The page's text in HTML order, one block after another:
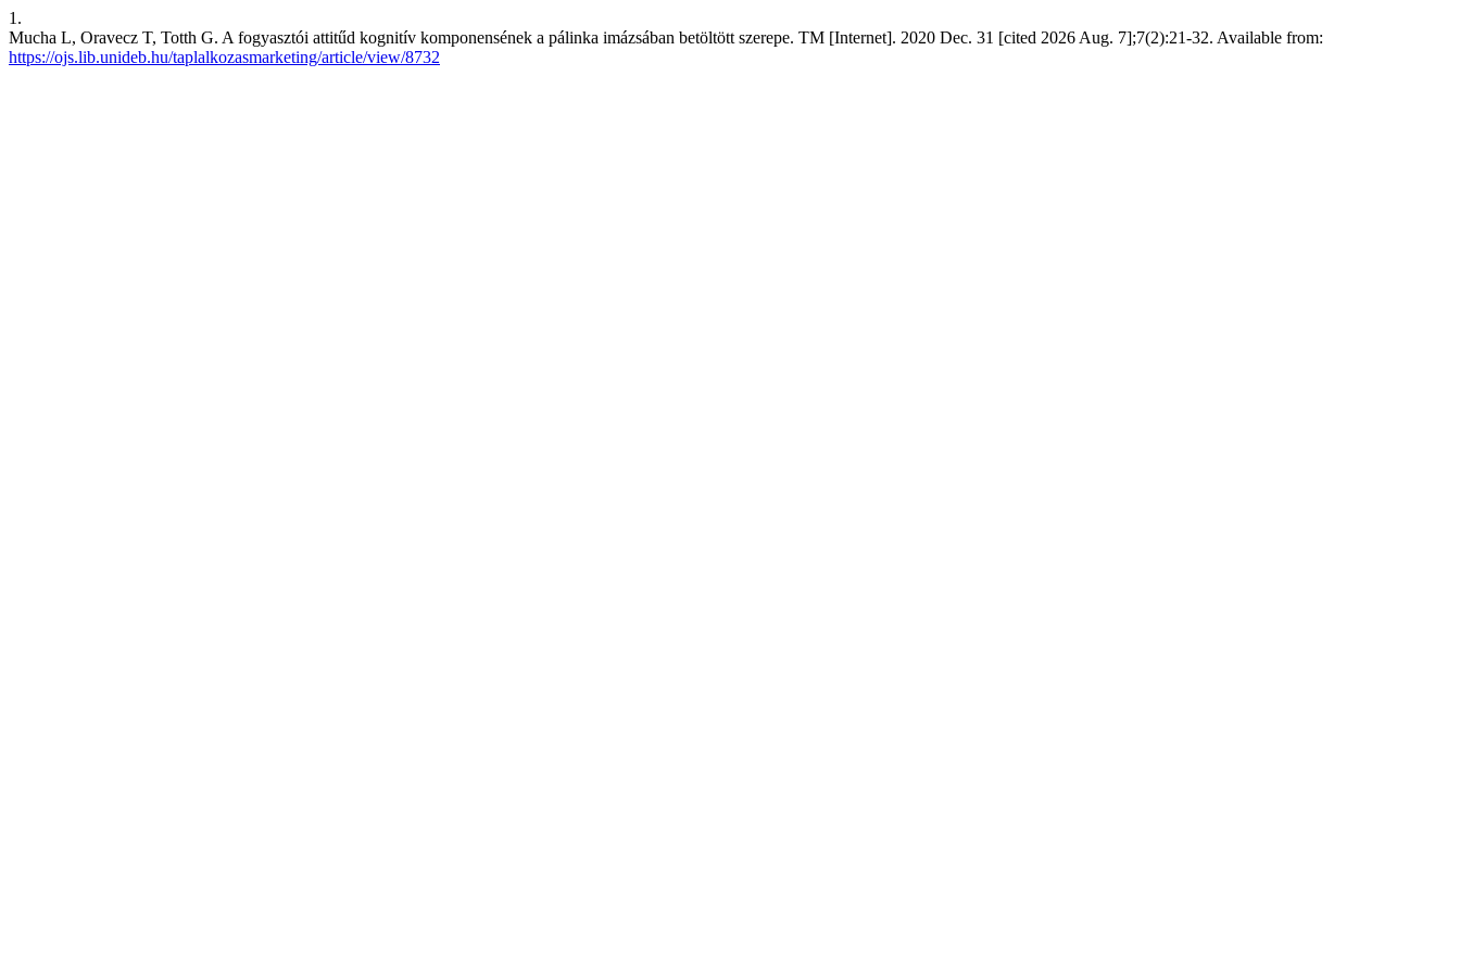
1.
Mucha L, Oravecz T, Totth G. A fogyasztói attitűd kognitív komponensének a pálinka imázsában betöltött szerepe. TM [Internet]. 2020 Dec. 31 [cited 2026 Aug. 7];7(2):21-32. Available from:
https://ojs.lib.unideb.hu/taplalkozasmarketing/article/view/8732